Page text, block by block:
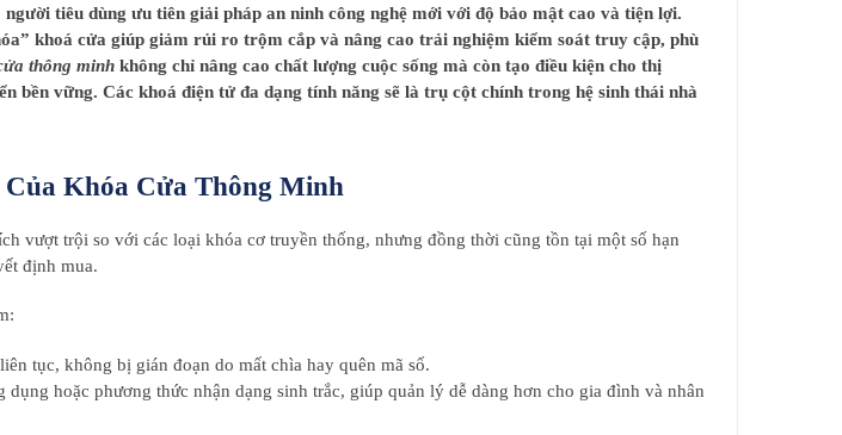
tiêu dùng ưu tiên giải pháp an ninh công nghệ mới với độ bảo mật cao và tiện lợi.
khoá cửa giúp giảm rủi ro trộm cắp và nâng cao trải nghiệm kiểm soát truy cập, phù
thông minhkhông chỉ nâng cao chất lượng cuộc sống mà còn tạo điều kiện cho thị
bền vững. Các khoá điện tử đa dạng tính năng sẽ là trụ cột chính trong hệ sinh thái nhà
Khóa Cửa Thông Minh
vượt trội so với các loại khóa cơ truyền thống, nhưng đồng thời cũng tồn tại một số hạn
định mua.
tục, không bị gián đoạn do mất chìa hay quên mã số.
dụng hoặc phương thức nhận dạng sinh trắc, giúp quản lý dễ dàng hơn cho gia đình và nhân